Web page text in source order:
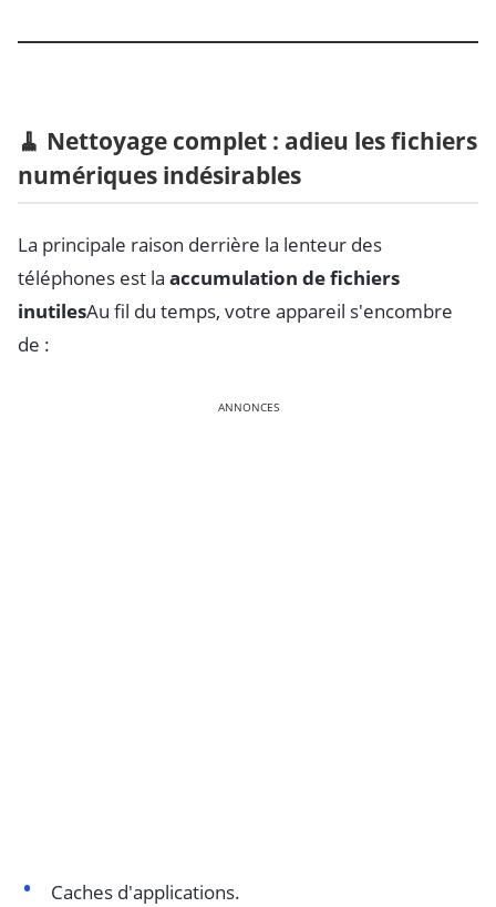
🧹 Nettoyage complet : adieu les fichiers
numériques indésirables
La principale raison derrière la lenteur des
téléphones est la accumulation de fichiers
inutilesAu fil du temps, votre appareil s'encombre
de :
ANNONCES
Caches d'applications.